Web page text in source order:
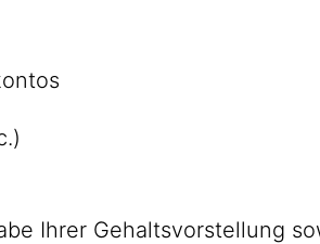
Ihrer Gehaltsvorstellung